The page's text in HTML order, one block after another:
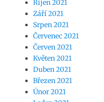
Říjen 2021
Září 2021
Srpen 2021
Červenec 2021
Červen 2021
Květen 2021
Duben 2021
Březen 2021
Únor 2021